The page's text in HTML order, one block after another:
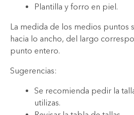
Plantilla y forro en piel.
La medida de los medios puntos
hacia lo ancho, del largo
punto entero.
Sugerencias:
Se recomienda pedir la
utilizas.